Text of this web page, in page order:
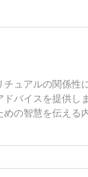
ュアルの関係性
バイスを提供し
の智慧を伝える